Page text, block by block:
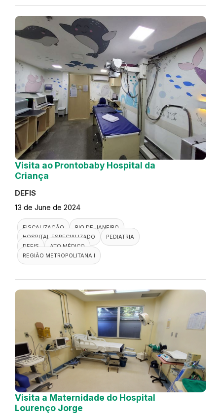
Visita ao Prontobaby Hospital da
Criança
DEFIS
13 de June de 2024
FISCALIZAÇÃO
RIO DE JANEIRO
HOSPITAL ESPECIALIZADO
PEDIATRIA
DEFIS
ATO MÉDICO
REGIÃO METROPOLITANA I
Visita a Maternidade do Hospital
Lourenço Jorge